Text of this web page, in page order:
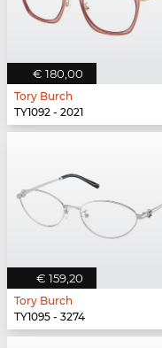
€ 180,00
Tory Burch
TY1092 - 2021
€ 159,20
Tory Burch
TY1095 - 3274